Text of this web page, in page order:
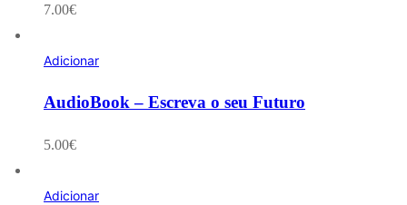
7.00€
Adicionar
AudioBook – Escreva o seu Futuro
5.00€
Adicionar